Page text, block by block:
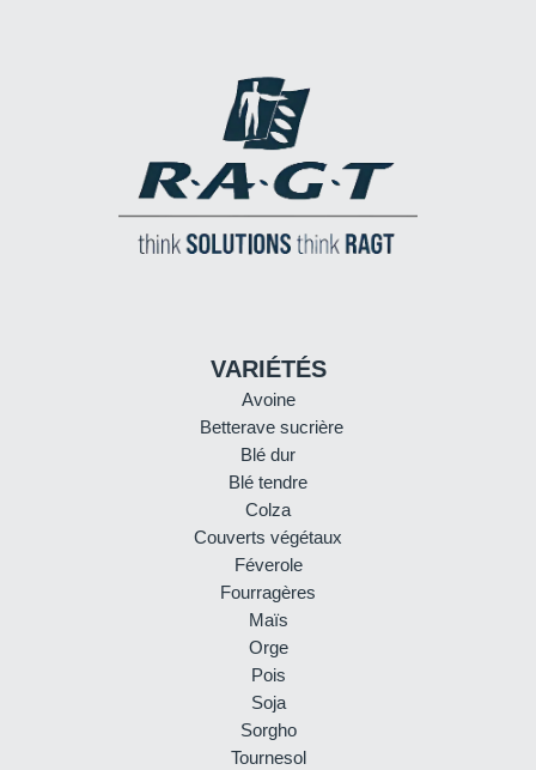
VARIÉTÉS
Avoine
Betterave sucrière
Blé dur
Blé tendre
Colza
Couverts végétaux
Féverole
Fourragères
Maïs
Orge
Pois
Soja
Sorgho
Tournesol